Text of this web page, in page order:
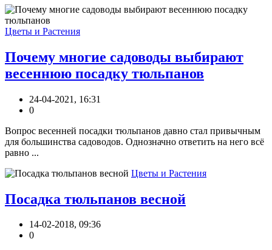
Цветы и Растения
Почему многие садоводы выбирают
весеннюю посадку тюльпанов
24-04-2021, 16:31
0
Вопрос весенней посадки тюльпанов давно стал привычным
для большинства садоводов. Однозначно ответить на него всё
равно ...
Цветы и Растения
Посадка тюльпанов весной
14-02-2018, 09:36
0